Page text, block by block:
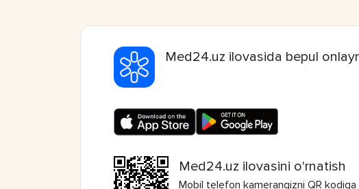
Med24.uz ilovasida bepul
Med24.uz ilovasini o'rnatish
Mobil telefon kamerangizni QR kodiga